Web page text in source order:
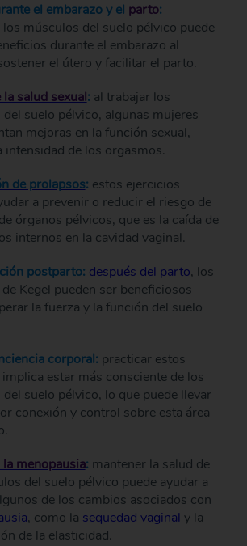
el embarazoy el parto:
músculos del suelo pélvico puede
durante el embarazo al
el útero y facilitar el parto.
la salud sexual: al trabajar los
suelo pélvico, algunas mujeres
mejoras en la función sexual,
intensidad de los orgasmos.
de prolapsos: estos ejercicios
a prevenir o reducir el riesgo de
órganos pélvicos, que es la caída de
internos en la cavidad vaginal.
postparto: después del parto, los
Kegel pueden ser beneficiosos
la fuerza y ​​la función del suelo
corporal: practicar estos
estar más consciente de los
suelo pélvico, lo que puede llevar
conexión y control sobre esta área
menopausia: mantener la salud de
del suelo pélvico puede ayudar a
de los cambios asociados con
, como la sequedad vaginal y la
de la elasticidad.